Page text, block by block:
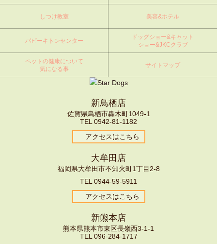
しつけ教室 美容&ホテル
パピーキトンセンター
ドッグショー&キャット
ショー&JKCクラブ
ペットの健康について
気になる事
サイトマップ
新鳥栖店
佐賀県鳥栖市轟木町1049-1
TEL 0942-81-1182
アクセスはこちら
大牟田店
福岡県大牟田市不知火町1丁目2-8
TEL 0944-59-5911
アクセスはこちら
新熊本店
熊本県熊本市東区長嶺西3-1-1
TEL 096-284-1717